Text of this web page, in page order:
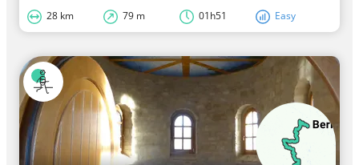
28 km 79 m 01h51 Easy